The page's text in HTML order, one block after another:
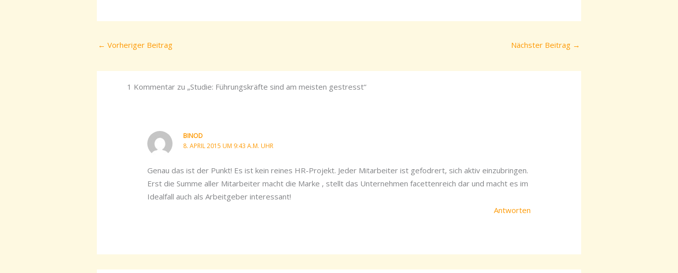
← Vorheriger Beitrag Nächster Beitrag →
1 Kommentar zu „Studie: Führungskräfte sind am meisten gestresst“
BINOD
8. APRIL 2015 UM 9:43 A.M. UHR
Genau das ist der Punkt! Es ist kein reines HR-Projekt. Jeder Mitarbeiter ist gefodrert, sich aktiv einzubringen.
Erst die Summe aller Mitarbeiter macht die Marke , stellt das Unternehmen facettenreich dar und macht es im
Idealfall auch als Arbeitgeber interessant!
Antworten